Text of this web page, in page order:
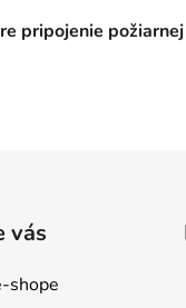
pripojenie
vás
shope